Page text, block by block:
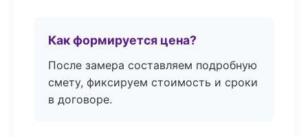
Как формируется цена?
После замера составляем подробную
смету, фиксируем стоимость и сроки
в договоре.